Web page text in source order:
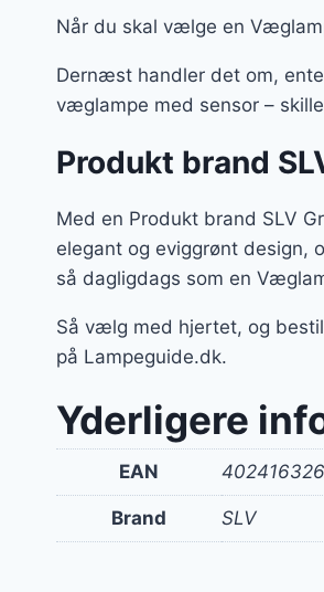
Når du skal vælge en
Dernæst handler det om,
væglampe med sensor –
Produkt brand
Med en Produkt brand SLV
elegant og eviggrønt design,
så dagligdags som en
Så vælg med hjertet, og
på Lampeguide.dk.
Yderligere
EAN
Brand SLV